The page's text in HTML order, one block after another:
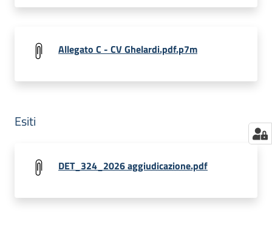
Allegato C - CV Ghelardi.pdf.p7m
Esiti
DET_324_2026 aggiudicazione.pdf